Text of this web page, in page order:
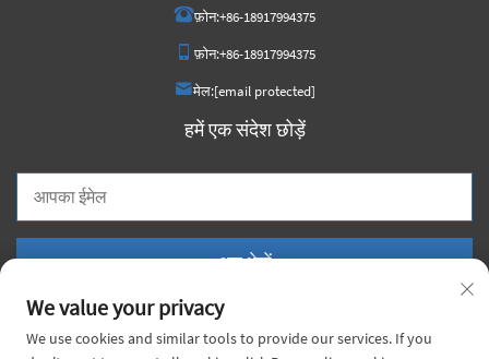
फ़ोन:+86-18917994375
फ़ोन:+86-18917994375
मेल:[email protected]
हमें एक संदेश छोड़ें
अब भेजें
We value your privacy
We use cookies and similar tools to provide our services. If you